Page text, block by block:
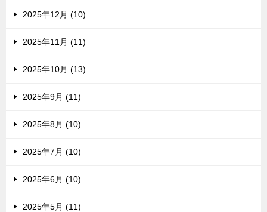
2025年12月 (10)
2025年11月 (11)
2025年10月 (13)
2025年9月 (11)
2025年8月 (10)
2025年7月 (10)
2025年6月 (10)
2025年5月 (11)